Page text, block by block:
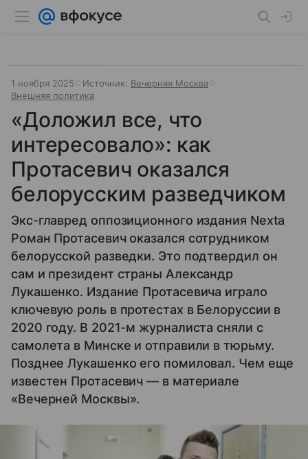
1 ноября 2025 Источник: Вечерняя Москва
Внешняя политика
«Доложил все, что
интересовало»: как
Протасевич оказался
белорусским разведчиком
Экс-главред оппозиционного издания Nexta
Роман Протасевич оказался сотрудником
белорусской разведки. Это подтвердил он
сам и президент страны Александр
Лукашенко. Издание Протасевича играло
ключевую роль в протестах в Белоруссии в
2020 году. В 2021-м журналиста сняли с
самолета в Минске и отправили в тюрьму.
Позднее Лукашенко его помиловал. Чем еще
известен Протасевич — в материале
«Вечерней Москвы».